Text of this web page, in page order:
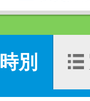
時別